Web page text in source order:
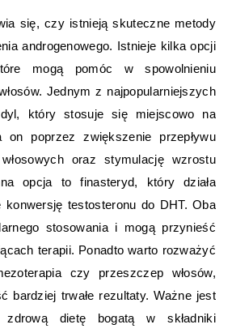
się, czy istnieją skuteczne metody
androgenowego. Istnieje kilka opcji
mogą pomóc w spowolnieniu
Jednym z najpopularniejszych
który stosuje się miejscowo na
on poprzez zwiększenie przepływu
oraz stymulację wzrostu
opcja to finasteryd, który działa
testosteronu do DHT. Oba
stosowania i mogą przynieść
terapii. Ponadto warto rozważyć
czy przeszczep włosów,
bardziej trwałe rezultaty. Ważne jest
dietę bogatą w składniki